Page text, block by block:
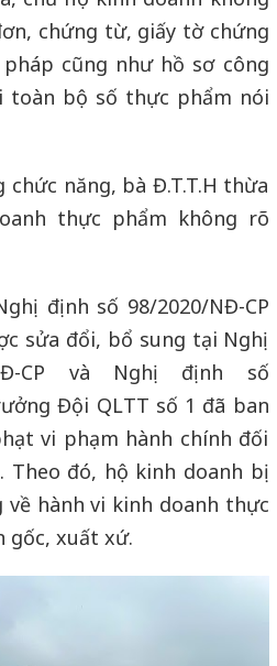
chứng từ, giấy tờ chứng
cũng như hồ sơ công
toàn bộ số thực phẩm nói
chức năng, bà Đ.T.T.H thừa
thực phẩm không rõ
định số 98/2020/NĐ-CP
sửa đổi, bổ sung tại Nghị
CP và Nghị định số
Đội QLTT số 1 đã ban
vi phạm hành chính đối
Theo đó, hộ kinh doanh bị
hành vi kinh doanh thực
gốc, xuất xứ.